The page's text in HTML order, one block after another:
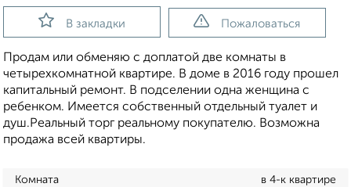
В закладки Пожаловаться
Продам или обменяю с доплатой две комнаты в
четырехкомнатной квартире. В доме в 2016 году прошел
капитальный ремонт. В подселении одна женщина с
ребенком. Имеется собственный отдельный туалет и
душ.Реальный торг реальному покупателю. Возможна
продажа всей квартиры.
Комната в 4-к квартире